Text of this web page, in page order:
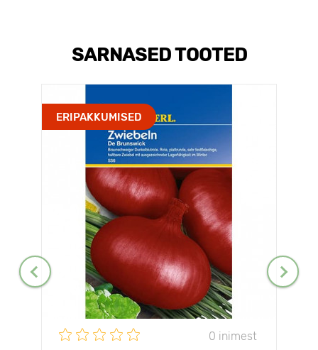
SARNASED TOOTED
ERIPAKKUMISED
0 inimest